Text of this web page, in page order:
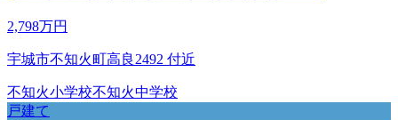
2,798万円
宇城市不知火町高良2492 付近
不知火小学校不知火中学校
戸建て